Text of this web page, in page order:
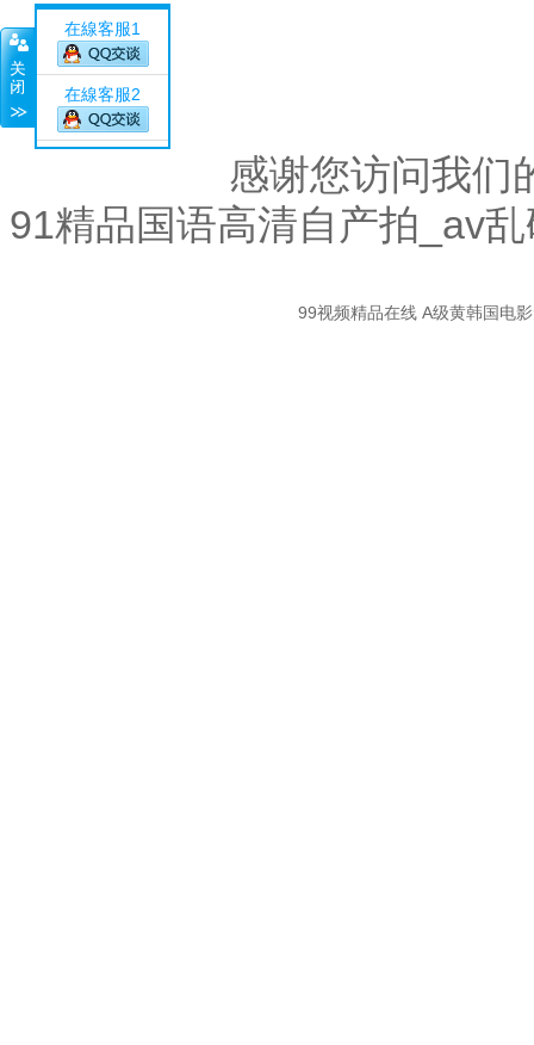
在線客服1
在線客服2
感谢您访问我们
91精品国语高清自产拍_av
99视频精品在线 A级黄韩国电